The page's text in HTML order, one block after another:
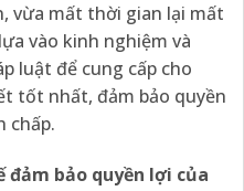
vừa mất thời gian lại mất
vào kinh nghiệm và
luật để cung cấp cho
tốt nhất, đảm bảo quyền
chấp.
đảm bảo quyền lợi của